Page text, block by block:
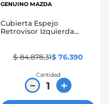
GENUINO MAZDA
Cubierta Espejo
Retrovisor Izquierda
$ 84.878,31$ 76.390
Cantidad
＋
－